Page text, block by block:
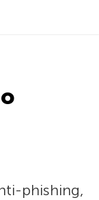
phishing,